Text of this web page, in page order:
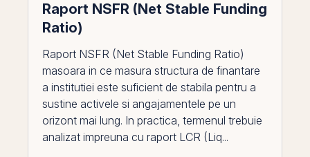
Raport NSFR (Net Stable Funding
Ratio)
Raport NSFR (Net Stable Funding Ratio)
masoara in ce masura structura de finantare
a institutiei este suficient de stabila pentru a
sustine activele si angajamentele pe un
orizont mai lung. In practica, termenul trebuie
analizat impreuna cu raport LCR (Liq...